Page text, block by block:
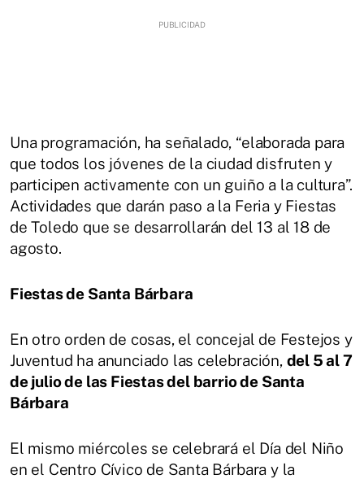
Una programación, ha señalado, “elaborada para
que todos los jóvenes de la ciudad disfruten y
participen activamente con un guiño a la cultura”.
Actividades que darán paso a la Feria y Fiestas
de Toledo que se desarrollarán del 13 al 18 de
agosto.
Fiestas de Santa Bárbara
En otro orden de cosas, el concejal de Festejos y
Juventud ha anunciado las celebración, del 5 al 7
de julio de las Fiestas del barrio de Santa
Bárbara
El mismo miércoles se celebrará el Día del Niño
en el Centro Cívico de Santa Bárbara y la